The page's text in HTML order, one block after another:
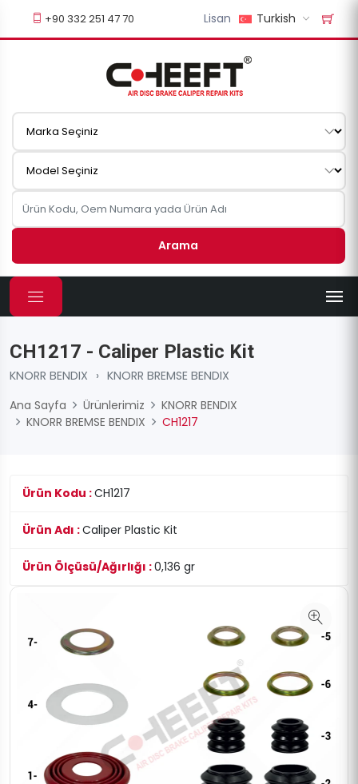
+90 332 251 47 70 Lisan Turkish
Arama
CH1217 - Caliper Plastic Kit
KNORR BENDIX › KNORR BREMSE BENDIX
Ana Sayfa
Ürünlerimiz
KNORR BENDIX
KNORR BREMSE BENDIX
CH1217
Ürün Kodu :CH1217
Ürün Adı :Caliper Plastic Kit
Ürün Ölçüsü/Ağırlığı :0,136 gr